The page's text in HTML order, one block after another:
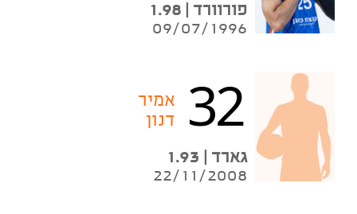
פורוורד | 1.98
09/07/1996
32
אמיר
דנון
גארד | 1.93
22/11/2008